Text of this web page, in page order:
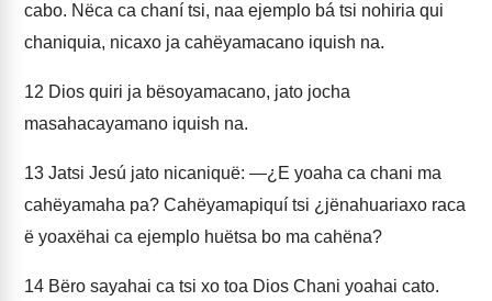
cabo. Nëca ca chaní tsi, naa ejemplo bá tsi nohiria qui
chaniquia, nicaxo ja cahëyamacano iquish na.
12 Dios quiri ja bësoyamacano, jato jocha
masahacayamano iquish na.
13 Jatsi Jesú jato nicaniquë: —¿E yoaha ca chani ma
cahëyamaha pa? Cahëyamapiquí tsi ¿jënahuariaxo raca
ë yoaxëhai ca ejemplo huëtsa bo ma cahëna?
14 Bëro sayahai ca tsi xo toa Dios Chani yoahai cato.